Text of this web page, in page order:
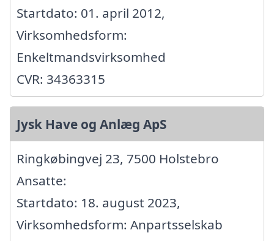
Startdato: 01. april 2012,
Virksomhedsform:
Enkeltmandsvirksomhed
CVR: 34363315
Jysk Have og Anlæg ApS
Ringkøbingvej 23, 7500 Holstebro
Ansatte:
Startdato: 18. august 2023,
Virksomhedsform: Anpartsselskab